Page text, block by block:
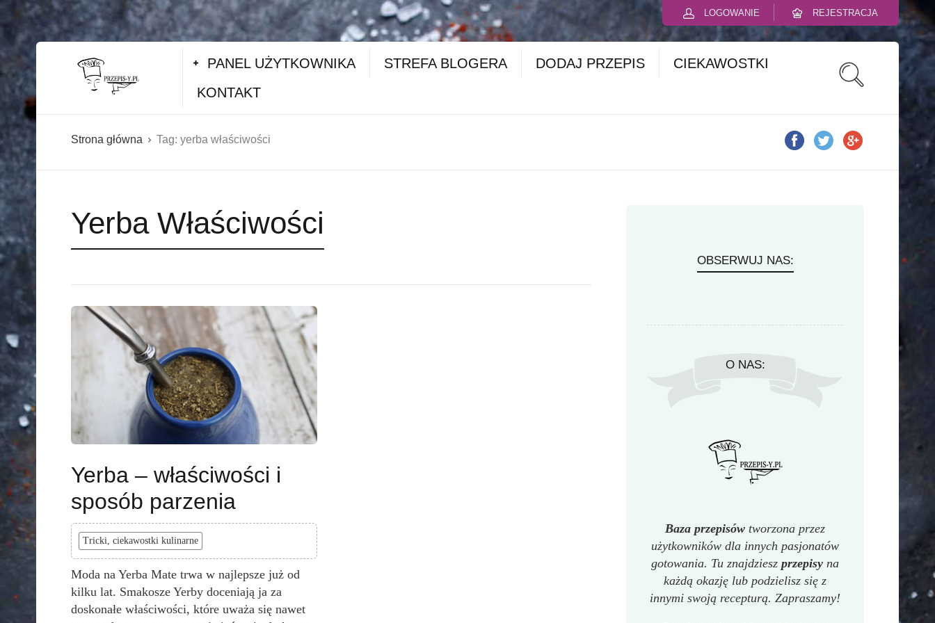
LOGOWANIE REJESTRACJA
PANEL UŻYTKOWNIKA STREFA BLOGERA DODAJ PRZEPIS
CIEKAWOSTKI
KONTAKT
Strona główna Tag: yerba właściwości
Yerba Właściwości
Yerba – właściwości i
sposób parzenia
Tricki, ciekawostki kulinarne
Moda na Yerba Mate trwa w najlepsze już od
kilku lat. Smakosze Yerby doceniają ja za
doskonałe właściwości, które uważa się nawet
OBSERWUJ NAS:
O NAS:
Baza przepisów tworzona przez
użytkowników dla innych pasjonatów
gotowania. Tu znajdziesz przepisy na
każdą okazję lub podzielisz się z
innymi swoją recepturą. Zapraszamy!